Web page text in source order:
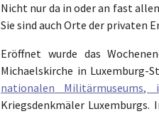
Nicht nur da in oder an fast
Sie sind auch Orte der privaten
Eröffnet wurde das
Michaelskirche in Luxemburg-
nationalen
Kriegsdenkmäler